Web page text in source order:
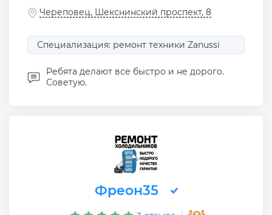
Череповец, Шекснинский проспект, 8
Специализация: ремонт техники Zanussi
Ребята делают все быстро и не дорого.
Советую.
Фреон35